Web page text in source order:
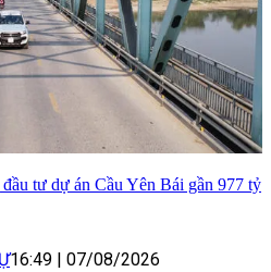
tư dự án Cầu Yên Bái gần 977 tỷ
16:49 07/08/2026